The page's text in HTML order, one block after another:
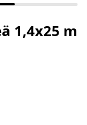
1,4x25 m